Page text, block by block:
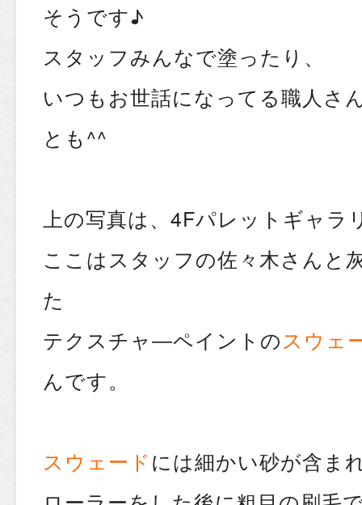
そうです♪
スタッフみんなで塗ったり、
いつもお世話になってる職人さ
とも^^
上の写真は、4Fパレットギャラ
ここはスタッフの佐々木さんと
た
テクスチャ―ペイントのスウェ
んです。
スウェードには細かい砂が含ま